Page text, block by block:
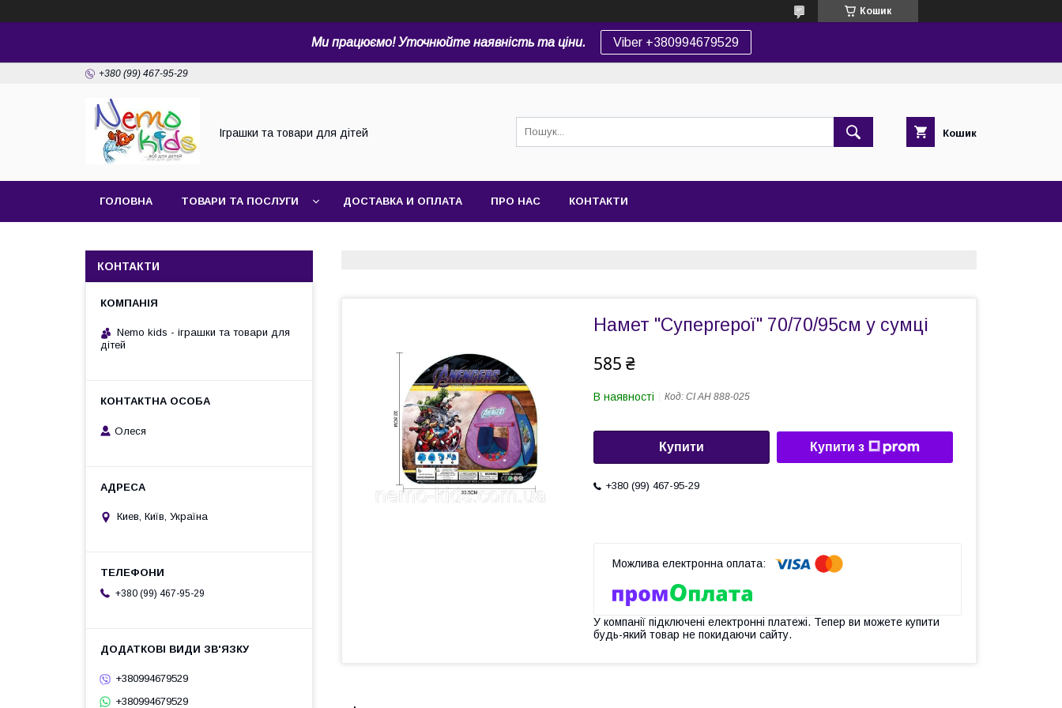
Кошик
Ми працюємо! Уточнюйте наявність та ціни. Viber +380994679529
+380 (99) 467-95-29
Іграшки та товари для дітей Кошик
ГОЛОВНА ТОВАРИ ТА ПОСЛУГИ ДОСТАВКА И ОПЛАТА ПРО НАС КОНТАКТИ
Намет "Супергерої" 70/70/95см у сумці
585 ₴
В наявності Код: СІ АН 888-025
Купити Купити з
+380 (99) 467-95-29
У компанії підключені електронні платежі. Тепер ви можете купити
будь-який товар не покидаючи сайту.
КОНТАКТИ
Nemo kids - іграшки та товари для
дітей
Олеся
Киев, Київ, Україна
+380 (99) 467-95-29
+380994679529
+380994679529